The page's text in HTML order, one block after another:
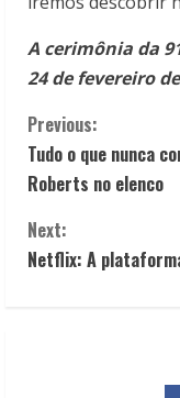
A cerimônia da
24 de fevereiro
C
o
n
t
Previous:
Tudo o que nunca
Roberts no elenco
Next:
Netflix: A